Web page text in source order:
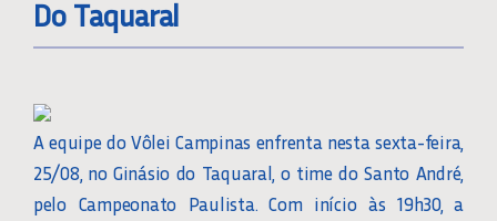
Do Taquaral
A equipe do Vôlei Campinas enfrenta nesta sexta-feira,
25/08, no Ginásio do Taquaral, o time do Santo André,
pelo Campeonato Paulista. Com início às 19h30, a